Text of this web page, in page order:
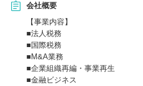
会社概要
【事業内容】
■法人税務
■国際税務
■M&A業務
■企業組織再編・事業再生
■金融ビジネス